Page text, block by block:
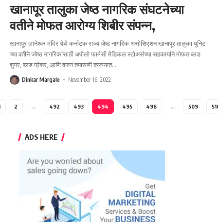
खानापूर तालुका जेष्ठ नागरिक संघटनेच्या
वतीने मोफत आरोग्य शिबीर संपन्न,
खानापूर ज्ञानेश्वर मंदिर येथे कर्नाटक राज्य जेष्ठ नागरिक असोसिएशन खानापूर तालुका युनिट
च्या वतीने ज्येष्ठ नागरिकांसाठी अपोलो फार्मसी मेडिकल स्टोअर्सच्या सहकार्याने मोफत ब्लड
शुगर, ब्लड प्रेशर, आणि वजन तपासणी करण्यात…
Dinkar Margale November 16, 2022
2 … 492 493 494 495 496 … 509
ADS HERE